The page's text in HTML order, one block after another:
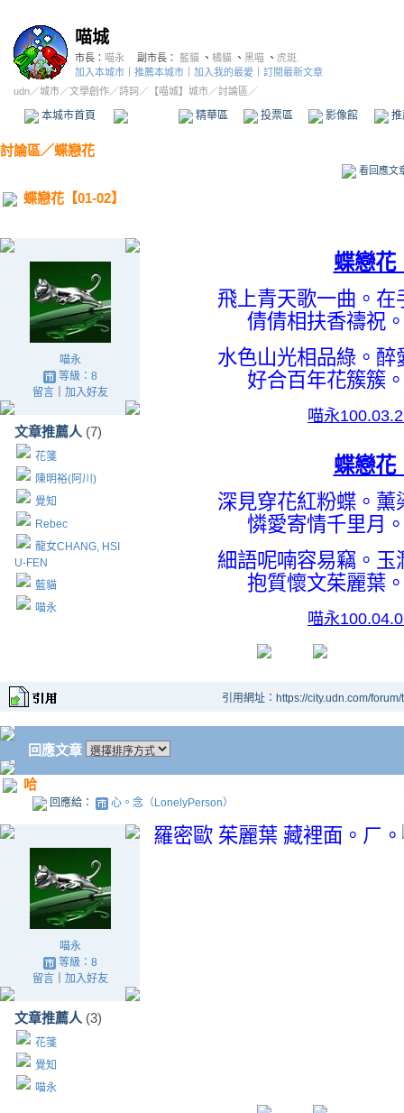
喵城
市長： 喵永 副市長： 藍貓 、 橘貓 、 黑喵 、 虎斑.
加入本城市
推薦本城市 加入我的最愛
訂閱最新文章
udn／城市／文學創作／詩詞 ／ 【喵城】城市／討論區／
本城市首頁 精華區 投票區 影像館
討論區／蝶戀花
看回應文
蝶戀花【01-02】
喵永
等級：8
留言｜ 加入好友
文章推薦人 (7)
花箋
陳明裕(阿川)
覺知
Rebec
龍女CHANG, HSI
U-FEN
藍貓
喵永
蝶戀花
飛上青天歌一曲。
倩倩相扶香禱祝
水色山光相品綠。
好合百年花簇簇
喵永
蝶戀花
深見穿花紅粉蝶。
憐愛寄情千里月
細語呢喃容易竊。
抱質懷文茱麗葉
喵永
引用網址：https://city.udn.com/
回應文章
哈
回應給： 心。念（LonelyPerson）
喵永
等級：8
留言｜ 加入好友
文章推薦人 (3)
花箋
覺知
喵永
羅密歐 茱麗葉 藏裡面。ㄏ。